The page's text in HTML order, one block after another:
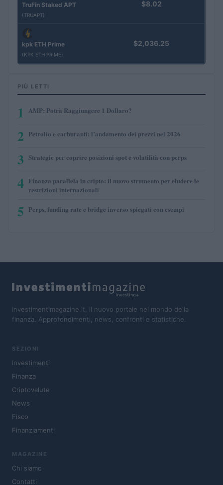
TruFin Staked APT
(TRUAPT)
$8.02
kpk ETH Prime
(KPK ETH PRIME)
$2,036.25
PIÙ LETTI
1 AMP: Potrà Raggiungere 1 Dollaro?
2 Petrolio e carburanti: l’andamento dei prezzi nel 2026
3 Strategie per coprire posizioni spot e volatilità con perps
4 Finanza parallela in cripto: il nuovo strumento per eludere le
restrizioni internazionali
5 Perps, funding rate e bridge inverso spiegati con esempi
Investimentimagazine.it, il nuovo portale nel mondo della
finanza. Approfondimenti, news, confronti e statistiche.
SEZIONI
Investimenti
Finanza
Criptovalute
News
Fisco
Finanziamenti
MAGAZINE
Chi siamo
Contatti